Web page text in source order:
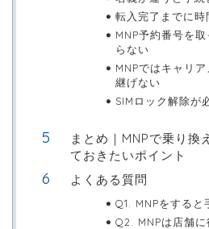
転入完了までに
MNP予約番号を
らない
MNPではキャリ
継げない
SIMロック解除が
まとめ｜MNPで乗り換
ておきたいポイント
よくある質問
Q1. MNPをすると
Q2. MNPは店舗